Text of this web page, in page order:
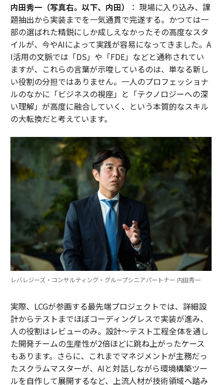
を当て直す。AIを適用して隠れたプロセスの摩擦を明ら
かにすることで、テクノロジー企業は創造性を活性化
し、意思決定を加速し、新しい価値を解き放つことがで
き、四半期ごとの緊急性ではなく、運用の卓越性が長期
的なイノベーションの基盤であることを証明できる。-
クリス・ブラウン,VASS Intelygenz
あらゆる部門からアイデアを募る
イノベーションは多くの源泉から生まれる可能性があ
新鮮なアイデアと問題のために異なる部門から他のメン
バーを招待する。従業員が「ショップトーク」をした
り、既存のアイデアを拡張したりする時間を提供し、意
見を交換する。適切な時間と努力が与えられれば、単純
な2分間の思考が6桁のブレークスルーを引き起こすこと
もある。-
グレッグ・ヤング,Uniform Law Commission
長期的な近代化計画を構築する
テクノロジー近代化のための長期計画は戦略的優位性で
ある。私たち全員が先を行き、活用できる新しいイノベ
ーションを計画する必要がある。私たちは、物事を完了
するのに現在かかる時間と、より効率的になるためにテ
る。このマインドセットは成功に不可欠だ。-
ジェーン・メイソン,Clarifire
長期目標とノーススターメトリクスを定義する
四半期ごとのループを断ち切るには、明確な長期目標に
仕事を結びつける。問題とその重要性を定義し、いくつ
内田秀一（写真右。以下、内田）
： 現場に入り込み、課
題抽出から実装までを一気通貫で完遂する。かつては一
部の選ばれた精鋭にしか成しえなかったその高度なスタ
イルが、今やAIによって実践が容易になってきました。A
I活用の文脈では「DS」や「FDE」などと通称されてい
ますが、これらの言葉が示唆しているのは、単なる新し
い役割の分担ではありません。一人のプロフェッショナ
ルのなかに「ビジネスの視座」と「テクノロジーへの深
い理解」が高度に融合していく、という本質的なスキル
の大転換だと考えています。
レバレジーズ・コンサルティング・グループシニアパートナー 内田秀一
実際、LCGが参画する最先端プロジェクトでは、詳細設
計からテストまでほぼコーディングレスで実装が進み、
人の役割はレビューのみ。設計～テスト工程全体を通し
た開発チームの生産性が2倍ほどに跳ね上がったケース
もあります。さらに、これまでマネジメントが主務だっ
たスクラムマスターが、AIと対話しながら環境構築ツー
ルを自作して展開するなど、上流人材が技術領域へ踏み